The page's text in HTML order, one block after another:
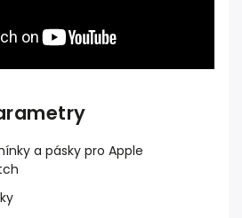
a pásky pro Apple